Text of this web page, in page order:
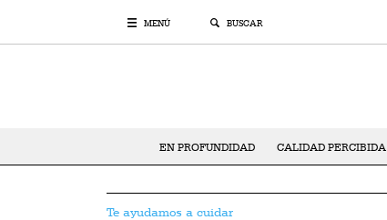
MENÚ BUSCAR
EN PROFUNDIDAD CALIDAD PERCIBIDA
Te ayudamos a cuidar